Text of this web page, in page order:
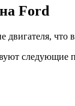
Ford
что
следующие